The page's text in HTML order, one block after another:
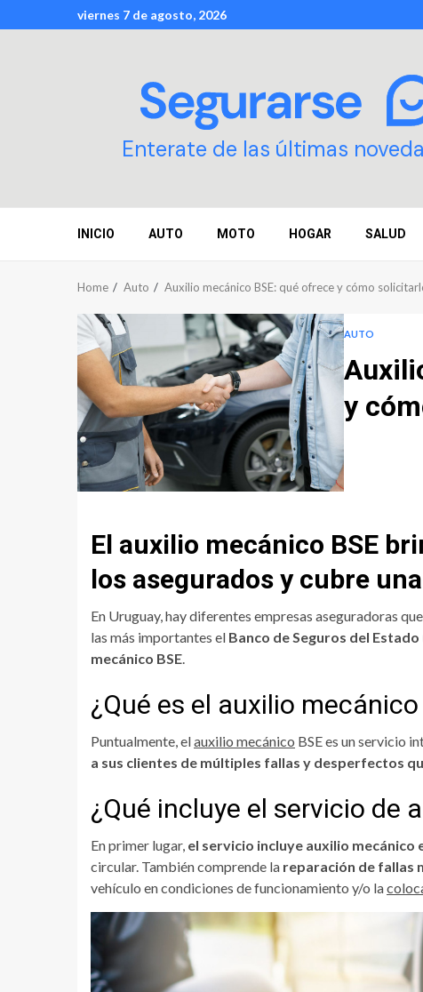
to
viernes 7 de agosto, 2026
Enterate de las últimas
INICIO AUTO MOTO HOGAR SALUD
Home Auto Auxilio mecánico BSE: qué ofrece y cómo
AUTO
y
El auxilio mecánico BSE
los asegurados y cubre
En Uruguay, hay diferentes empresas aseguradoras
las más importantes el Banco de Seguros del Estado
mecánico BSE.
¿Qué es el auxilio mecánico
Puntualmente, elauxilio mecánico BSE es un servicio
a sus clientes de múltiples fallas y desperfectos
¿Qué incluye el servicio de
En primer lugar, el servicio incluye auxilio mecánico
circular. También comprende la reparación de fallas
vehículo en condiciones de funcionamiento y/o la